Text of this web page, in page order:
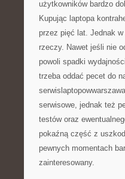
użytkowników bardzo
Kupując laptopa
przez pięć lat. Jednak
rzeczy. Nawet jeśli nie
powoli spadki
trzeba oddać pecet do
serwisowe, jednak też
testów oraz
pokaźną część z
pewnych momentach
zainteresowany.